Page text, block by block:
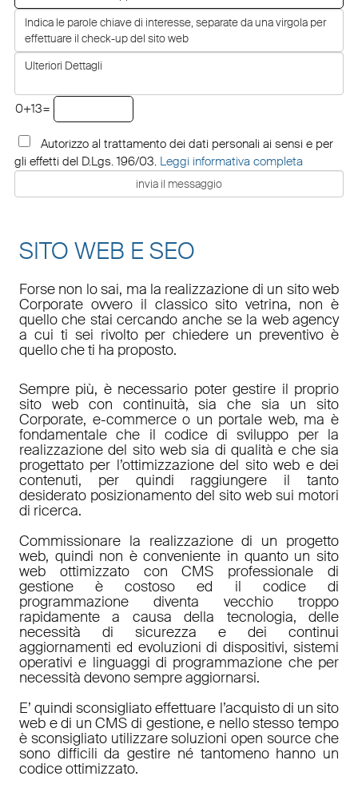
0+13=
Autorizzo al trattamento dei dati personali ai sensi e per
gli effetti del D.Lgs. 196/03. Leggi informativa completa
SITO WEB E SEO
Forse non lo sai, ma la realizzazione di un sito web
Corporate ovvero il classico sito vetrina, non è
quello che stai cercando anche se la web agency
a cui ti sei rivolto per chiedere un preventivo è
quello che ti ha proposto.
Sempre più, è necessario poter gestire il proprio
sito web con continuità, sia che sia un sito
Corporate, e-commerce o un portale web, ma è
fondamentale che il codice di sviluppo per la
realizzazione del sito web sia di qualità e che sia
progettato per l’ottimizzazione del sito web e dei
contenuti, per quindi raggiungere il tanto
desiderato posizionamento del sito web sui motori
di ricerca.
Commissionare la realizzazione di un progetto
web, quindi non è conveniente in quanto un sito
web ottimizzato con CMS professionale di
gestione è costoso ed il codice di
programmazione diventa vecchio troppo
rapidamente a causa della tecnologia, delle
necessità di sicurezza e dei continui
aggiornamenti ed evoluzioni di dispositivi, sistemi
operativi e linguaggi di programmazione che per
necessità devono sempre aggiornarsi.
E’ quindi sconsigliato effettuare l’acquisto di un sito
web e di un CMS di gestione, e nello stesso tempo
è sconsigliato utilizzare soluzioni open source che
sono difficili da gestire né tantomeno hanno un
codice ottimizzato.